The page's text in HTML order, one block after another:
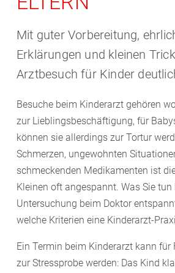
Mit guter Vorbereitung,
Erklärungen und kleinen
Arztbesuch für Kinder
Besuche beim Kinderarzt gehören
zur Lieblingsbeschäftigung, für
können sie allerdings zur Tortur
Schmerzen, ungewohnten
schmeckenden Medikamenten ist
Kleinen oft angespannt. Was Sie
Untersuchung beim Doktor
welche Kriterien eine Kinderarzt-
Ein Termin beim Kinderarzt kann für
zur Stressprobe werden: Das Kind